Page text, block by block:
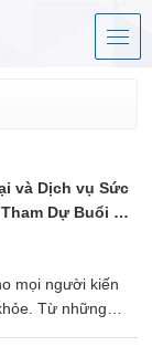
và Dịch vụ Sức
Dự Buổi Lễ
Quốc Gia
mọi người kiến
Từ những